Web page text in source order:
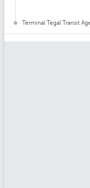
Terminal Tegal Transit